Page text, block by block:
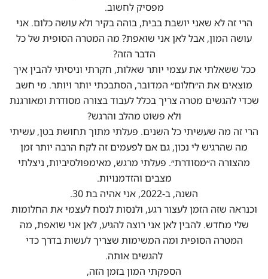
מפסיק לחשוב.
הרי זה לא שאני יושבת בבית, בוהה בקיר ולא עושה כלום. אני
עושה המון, אבל לאן אני שואפת? מה המטרה הסופית של כל
הדבר הזה?
ככל ששאלתי את עצמי יותר שאלות, חקרתי וניסיתי להבין איך
מוצאים את ה״חלום״ המדובר, הסתבכתי יותר ויותר. מי חשב
שכדי להגשים מטרה צריך בכלל לעבוד בצורה מסודרת ומאורגנת
ולא פשוט מהלב והרגש?
הרי זה מה שעשיתי כל השנים. פעלתי מתוך תחושת בטן, עשיתי
מה שהרגיש לי נכון, גם אם לפעמים זה לקח הרבה יותר זמן
מהצורה ה״מסודרת״. פעלתי מרגש, מאימפולסיביות, ניצלתי
מצבים והזדמנויות.
השנה, ב-2022, אני אהיה בת 30.
וכנראה שזה הזמן לעצור רגע, ולנסות לנסח לעצמי את החלומות
שלי מחדש. להבין לאן אני רוצה להגיע, לאן אני שואפת, מה
המטרה הסופית ומה המשימות שצריך לעשות בדרך כדי
להגשים אותה.
הספקתי המון בזמן הזה,